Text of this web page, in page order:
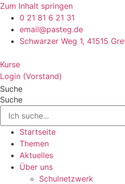
Zum Inhalt springen
0 21 81 6 21 31
email@pasteg.de
Schwarzer Weg 1, 41515
Kurse
Login (Vorstand)
Suche
Suche
Startseite
Themen
Aktuelles
Über uns
Schulnetzwerk